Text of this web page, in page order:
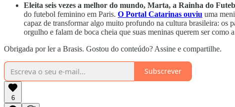
Eleita seis vezes a melhor do mundo, Marta, a Rainha do
do futebol feminino em Paris. O Portal Catarinas ouviu uma
capaz de transformar algo muito profundo na cultura brasileira: os
orgulho e falam de boca cheia que suas meninas querem ser
Obrigada por ler a Brasis. Gostou do conteúdo? Assine e compartilhe.
Subscrever
6